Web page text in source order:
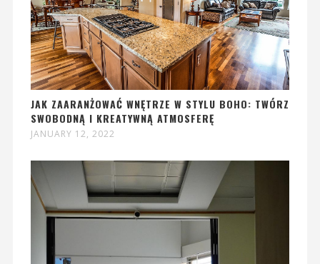
JAK ZAARANŻOWAĆ WNĘTRZE W STYLU BOHO: TWÓRZ
SWOBODNĄ I KREATYWNĄ ATMOSFERĘ
JANUARY 12, 2022